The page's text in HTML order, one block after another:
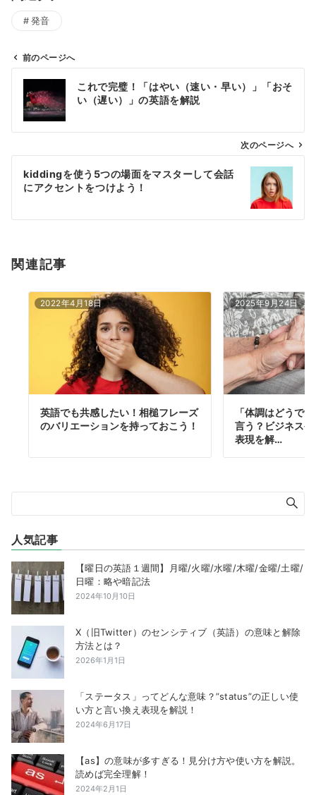
発音
ビ
ン
前のページへ
これで完璧！「はやい（速い・早い）」「おそ
い（遅い）」の英語を解説
次のページへ
kiddingを使う5つの場面をマスターして会話
にアクセントをつけよう！
関連記事
2022年4月18日
英語でも共感したい！相槌フレーズ
のバリエーションを持っておこう！
2025年9月24日
「体調はどうで
言う？ビジネス
表現を解…
人気記事
【曜日の英語１週間】月曜/火曜/水曜/木曜/金曜/土曜/
日曜：略や暗記法
2024年10月10日
X（旧Twitter）のセンシティブ（英語）の意味と解除
方法とは？
2026年1月1日
「ステータス」ってどんな意味？”status”の正しい使
い方と言い換え表現を解説！
2024年6月17日
【as】の意味が多すぎる！見分け方や使い方を解説。
読めば完全理解！
2024年2月1日